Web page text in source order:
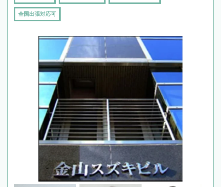
全国出張対応可